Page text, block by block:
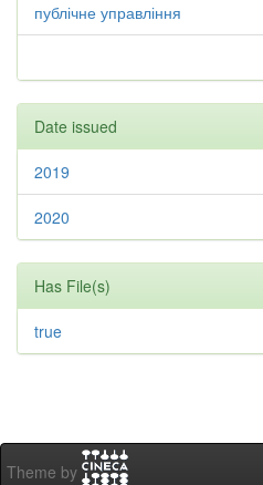
публічне управління
Date issued
2019
2020
Has File(s)
true
Theme by